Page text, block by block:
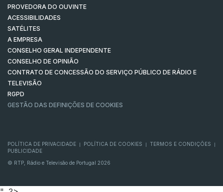
PROVEDORA DO OUVINTE
ACESSIBILIDADES
SATÉLITES
A EMPRESA
CONSELHO GERAL INDEPENDENTE
CONSELHO DE OPINIÃO
CONTRATO DE CONCESSÃO DO SERVIÇO PÚBLICO DE RÁDIO E
TELEVISÃO
RGPD
GESTÃO DAS DEFINIÇÕES DE COOKIES
POLÍTICA DE PRIVACIDADE POLÍTICA DE COOKIES TERMOS E CONDIÇÕES
PUBLICIDADE
© RTP, Rádio e Televisão de Portugal 2026